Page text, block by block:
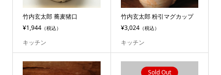
竹内玄太郎 蕎麦猪口
¥1,944（税込）
キッチン
竹内玄太郎 粉引マグカップ
¥3,024（税込）
キッチン
Sold Out